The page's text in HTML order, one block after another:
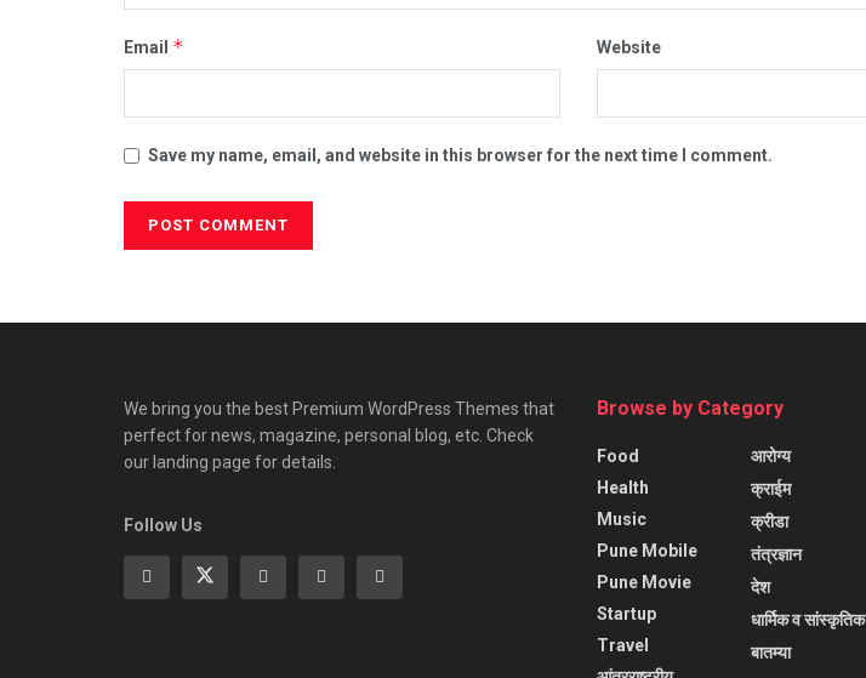
Email * Website
Save my name, email, and website in this browser for the next time I comment.
We bring you the best Premium WordPress Themes that
perfect for news, magazine, personal blog, etc. Check
our landing page for details.
Follow Us
Browse by Category
Food
Health
Music
Pune Mobile
Pune Movie
Startup
Travel
आरोग्य
क्राईम
क्रीडा
तंत्रज्ञान
देश
धार्मिक व सांस्कृतिक
बातम्या